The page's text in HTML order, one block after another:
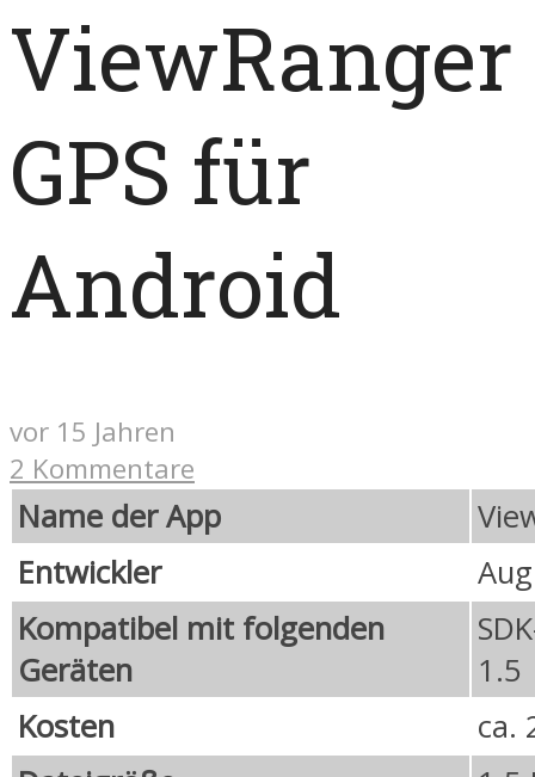
ViewRanger
GPS für
Android
vor 15 Jahren
2 Kommentare
Name der App
Entwickler
Kompatibel mit folgenden
Geräten
1.5
Kosten
ca.